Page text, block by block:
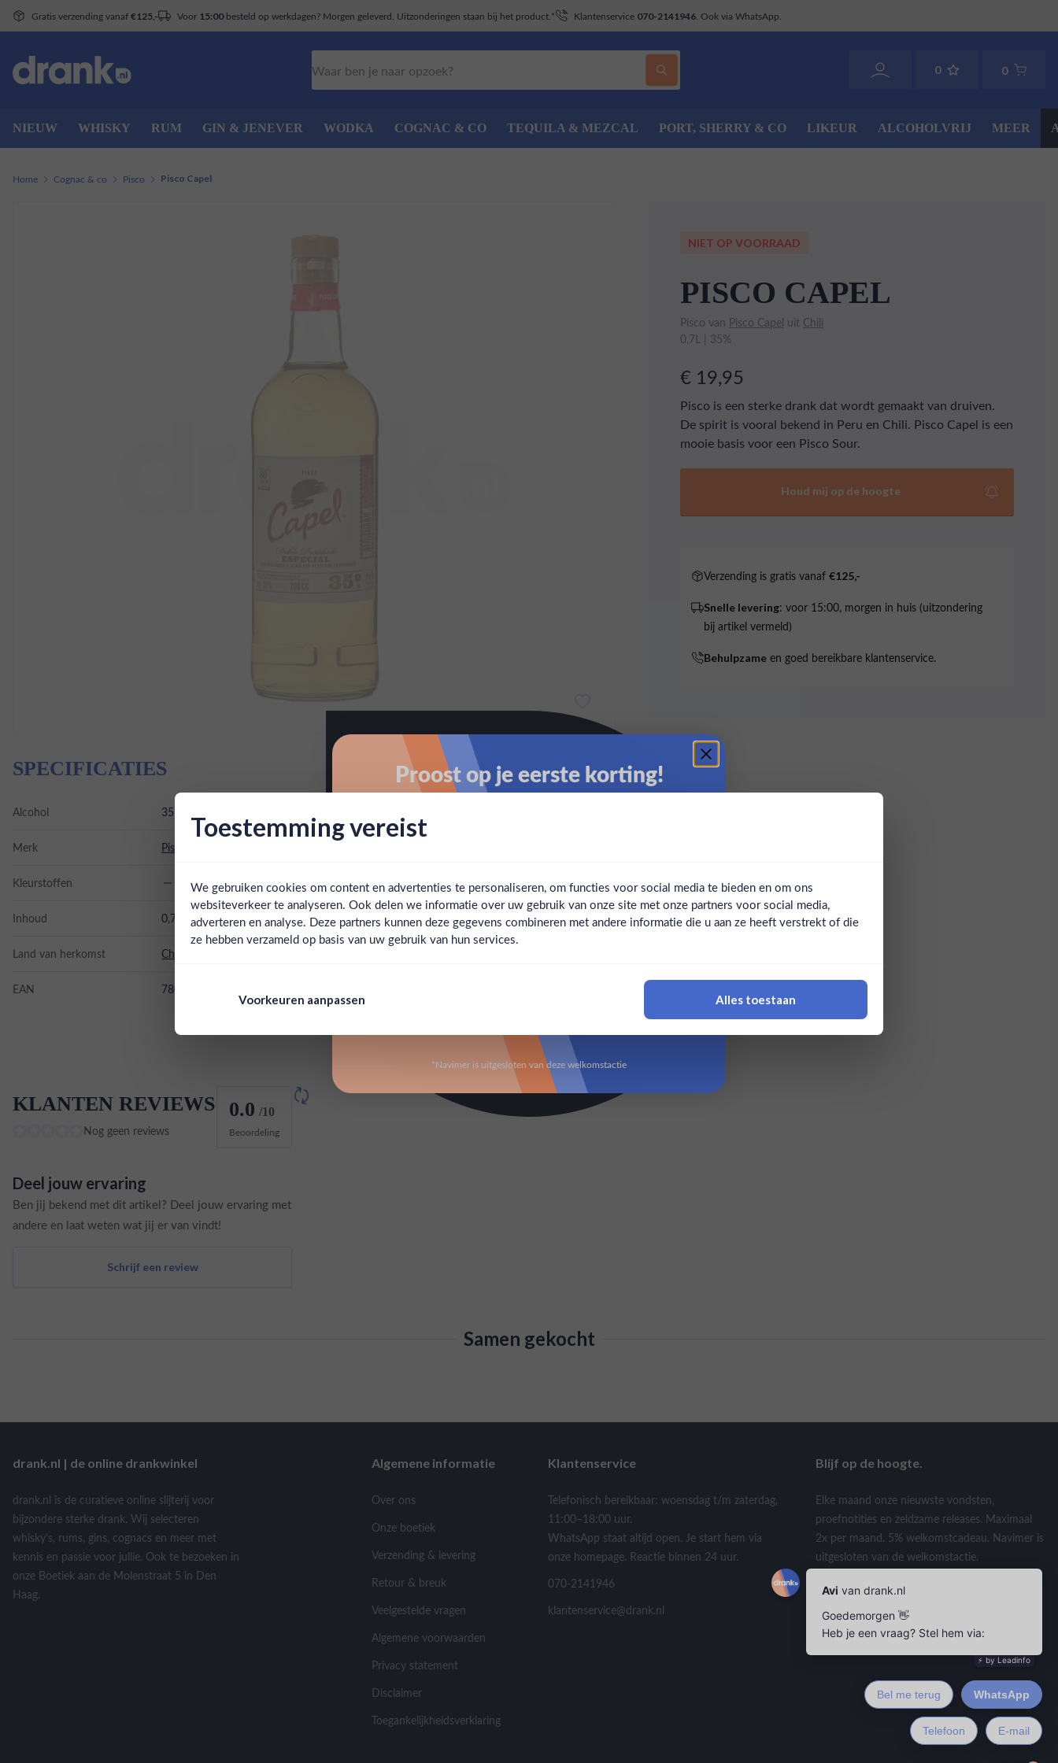
Gratis verzending vanaf €125,- Voor 15:00besteld op werkdagen? Morgen geleverd. Uitzonderingen staan bij het product.* Klantenservice 070-2141946 . Ook via WhatsApp.
0 0
NIEUW WHISKY RUM GIN & JENEVER WODKA COGNAC & CO TEQUILA & MEZCAL PORT, SHERRY & CO LIKEUR ALCOHOLVRIJ MEER
Ben jij 18 jaar of ouder?
Home Cognac & co Pisco Pisco Capel
NIET OP VOORRAAD
PISCO CAPEL
Pisco van Pisco Capel uit Chili
0,7L | 35%
€ 19,95
Pisco is een sterke drank dat wordt gemaakt van druiven.
De spirit is vooral bekend in Peru en Chili. Pisco Capel is een
mooie basis voor een Pisco Sour.
Houd mij op de hoogte
Verzending is gratis vanaf€125,-
Snelle levering: voor 15:00, morgen in huis (uitzondering
bij artikel vermeld)
Behulpzame en goed bereikbare klantenservice.
SPECIFICATIES
Alcohol 35.00%
Merk Pisco Capel
Kleurstoffen
Inhoud 0,7L
Land van herkomst Chili
EAN 7802110000146
KLANTEN REVIEWS
Nog geen reviews
0.0 /10
Beoordeling
Deel jouw ervaring
Ben jij bekend met dit artikel? Deel jouw ervaring met
andere en laat weten wat jij er van vindt!
Schrijf een review
Samen gekocht
drank.nl | de online drankwinkel
drank.nl is de curatieve online slijterij voor
bijzondere sterke drank. Wij selecteren
whisky's, rums, gins, cognacs en meer met
kennis en passie voor jullie. Ook te bezoeken in
onze Boetiek aan de Molenstraat 5 in Den
Haag.
Algemene informatie
Over ons
Onze boetiek
Verzending & levering
Retour & breuk
Veelgestelde vragen
Algemene voorwaarden
Privacy statement
Disclaimer
Toegankelijkheidsverklaring
Klantenservice
Telefonisch bereikbaar: woensdag t/m zaterdag,
11:00–18:00 uur.
WhatsApp staat altijd open. Je start hem via
onze homepage. Reactie binnen 24 uur.
070-2141946
klantenservice@drank.nl
Blijf op de hoogte.
Elke maand onze nieuwste vondsten,
proefnotities en zeldzame releases. Maximaal
2x per maand. 5% welkomstcadeau. Navimer is
uitgesloten van de welkomstactie.
Toestemming vereist
We gebruiken cookies om content en advertenties te personaliseren, om functies voor social media te bieden en om ons
websiteverkeer te analyseren. Ook delen we informatie over uw gebruik van onze site met onze partners voor social media,
adverteren en analyse. Deze partners kunnen deze gegevens combineren met andere informatie die u aan ze heeft verstrekt of die
ze hebben verzameld op basis van uw gebruik van hun services.
Voorkeuren aanpassen Alles toestaan
Proost op je eerste korting!
Claim mijn korting
*Navimer is uitgesloten van deze welkomstactie